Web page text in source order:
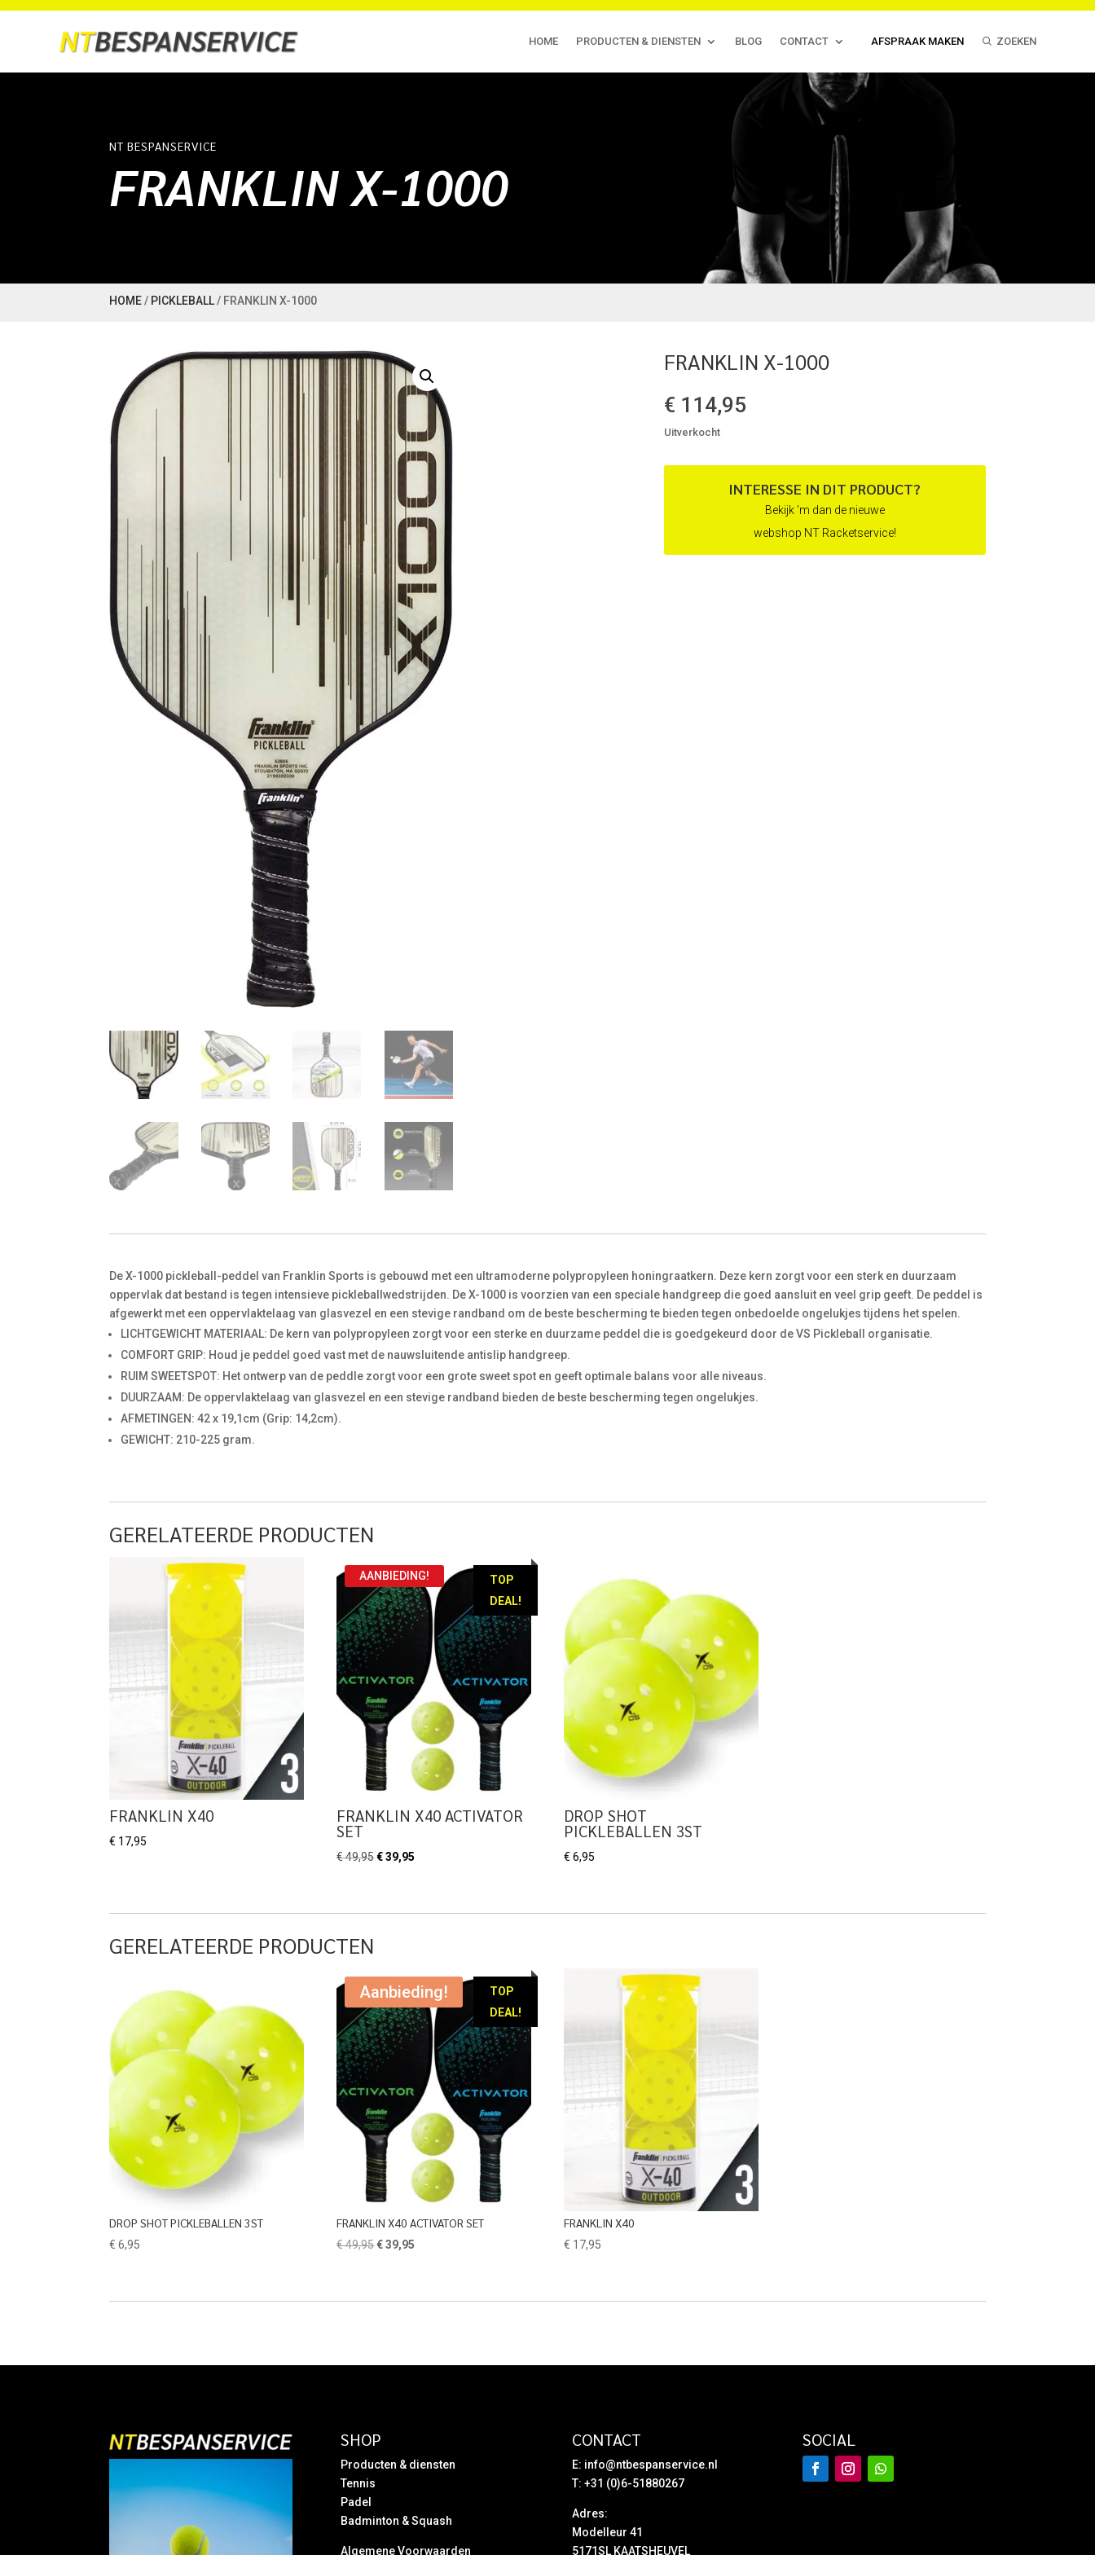
HOME PRODUCTEN & DIENSTEN BLOG CONTACT AFSPRAAK MAKEN ZOEKEN
NT BESPANSERVICE
FRANKLIN X-1000
HOME/ PICKLEBALL/ FRANKLIN X-1000
FRANKLIN X-1000
€ 114,95
Uitverkocht
INTERESSE IN DIT PRODUCT?
Bekijk 'm dan de nieuwe
webshop NT Racketservice!
De X-1000 pickleball-peddel van Franklin Sports is gebouwd met een ultramoderne polypropyleen honingraatkern. Deze kern zorgt voor een sterk en duurzaam
oppervlak dat bestand is tegen intensieve pickleballwedstrijden. De X-1000 is voorzien van een speciale handgreep die goed aansluit en veel grip geeft. De peddel is
afgewerkt met een oppervlaktelaag van glasvezel en een stevige randband om de beste bescherming te bieden tegen onbedoelde ongelukjes tijdens het spelen.
LICHTGEWICHT MATERIAAL: De kern van polypropyleen zorgt voor een sterke en duurzame peddel die is goedgekeurd door de VS Pickleball organisatie.
COMFORT GRIP: Houd je peddel goed vast met de nauwsluitende antislip handgreep.
RUIM SWEETSPOT: Het ontwerp van de peddle zorgt voor een grote sweet spot en geeft optimale balans voor alle niveaus.
DUURZAAM: De oppervlaktelaag van glasvezel en een stevige randband bieden de beste bescherming tegen ongelukjes.
AFMETINGEN: 42 x 19,1cm (Grip: 14,2cm).
GEWICHT: 210-225 gram.
GERELATEERDE PRODUCTEN
FRANKLIN X40
€ 17,95
TOP
DEAL!
AANBIEDING!
FRANKLIN X40 ACTIVATOR
SET
€49,95Oorspronkelijke
€39,95
DROP SHOT
PICKLEBALLEN 3ST
€ 6,95
GERELATEERDE PRODUCTEN
DROP SHOT PICKLEBALLEN 3ST
€ 6,95
TOP
DEAL!
Aanbieding!
FRANKLIN X40 ACTIVATOR SET
€49,95Oorspronkelijke
€39,95
FRANKLIN X40
€ 17,95
SHOP
Producten & diensten
Tennis
Padel
Badminton & Squash
Algemene Voorwaarden
CONTACT
E: info@ntbespanservice.nl
T: +31 (0)6-51880267
Adres:
Modelleur 41
5171SL KAATSHEUVEL
SOCIAL